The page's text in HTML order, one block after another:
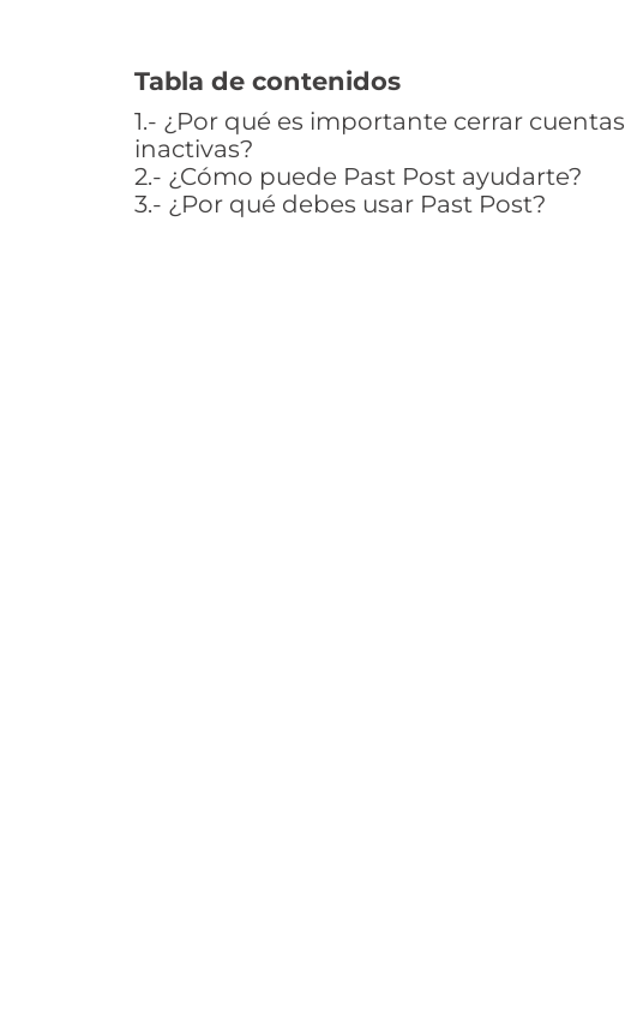
Tabla de contenidos
1.- ¿Por qué es importante cerrar cuentas
inactivas?​
2.- ¿Cómo puede Past Post ayudarte?
3.- ¿Por qué debes usar Past Post?